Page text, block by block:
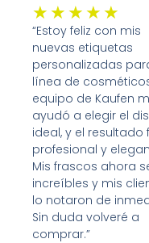
★ ★ ★ ★ ★
con
5
de
5
“Estoy feliz con mis
nuevas etiquetas
personalizadas
línea de
equipo de Kaufen
ayudó a elegir el
ideal, y el resultado
profesional y
Mis frascos ahora
increíbles y mis
lo notaron de
Sin duda volveré a
comprar.”